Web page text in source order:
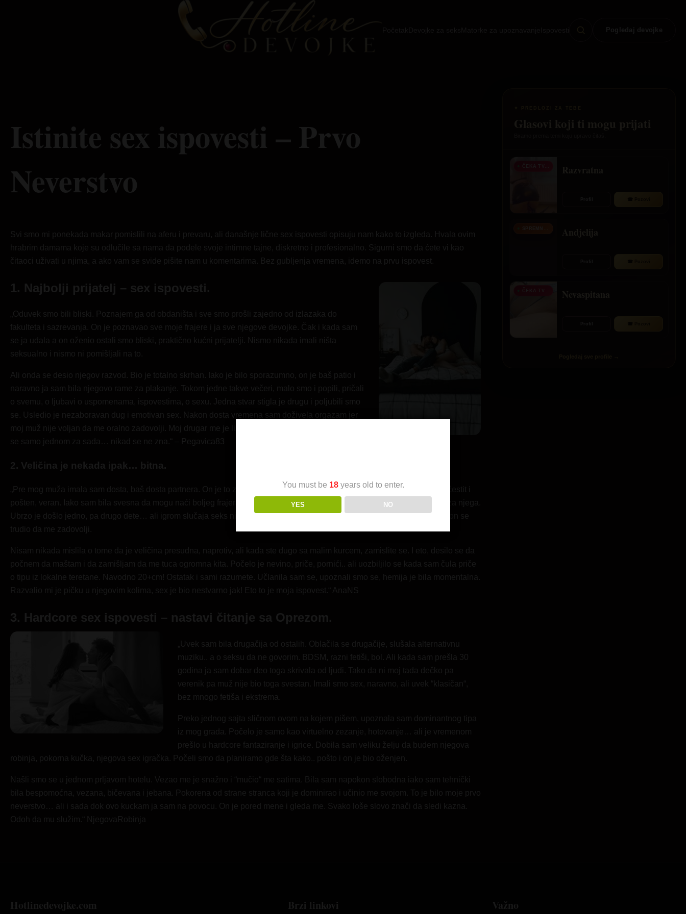
Pogledaj devojke
Istinite sex ispovesti – Prvo
Neverstvo
Svi smo mi ponekada makar pomislili na aferu i prevaru, ali današnje lične sex ispovesti opisuju nam kako to izgleda. Hvala ovim
hrabrim damama koje su odlučile sa nama da podele svoje
intimne tajne, diskretno i profesionalno. Sigurni smo da ćete vi kao
čitaoci uživati u njima, a ako vam se svide pišite nam u komentarima. Bez gubljenja vremena, idemo na prvu ispovest.
1. Najbolji prijatelj – sex ispovesti.
„Oduvek smo bili bliski. Poznajem ga od obdaništa i sve smo prošli zajedno od izlazaka do
fakulteta i sazrevanja. On je poznavao sve moje frajere i ja sve njegove devojke. Čak i kada sam
se ja udala a on oženio ostali smo bliski, praktično kućni prijatelji. Nismo nikada imali ništa
seksualno i nismo ni pomišljali na to.
Ali onda se desio njegov razvod. Bio je totalno skrhan. Iako je bilo sporazumno, on je baš patio i
naravno ja sam bila njegovo rame za plakanje. Tokom jedne takve večeri, malo smo i popili, pričali
o svemu, o ljubavi o uspomenama, ispovestima, o sexu. Jedna stvar stigla je drugu i
poljubili smo
se. Usledio je nezaboravan dug i emotivan sex. Nakon dosta vremena sam doživela orgazam jer
moj muž nije voljan da me oralno zadovolji. Moj drugar me je lizao i lizao… bio je savršen! Desilo
se samo jednom za sada… nikad se ne zna.“ – Pegavica83
2. Veličina je nekada ipak… bitna.
„Pre mog muža imala sam dosta, baš dosta partnera. On je to znao ali nije mu smetalo. Voleo me je, uvek je bio romantik, čestit i
pošten, veran. Iako sam bila svesna da mogu naći boljeg frajera, on je okupirao moje srce. Pala sam na to i udala sam se za njega.
Ubrzo je došlo jedno, pa drugo dete… ali igrom slučaja seks nije usporio. Ja sam inače divlja plavuša sa velikim libidom i on se
trudio da me zadovolji.
Nisam nikada mislila o tome da je veličina presudna, naprotiv, ali kada ste dugo sa malim kurcem, zamislite se. I eto, desilo se da
počnem da maštam i da zamišljam da me tuca ogromna kita. Počelo je nevino, priče, pornići.. ali uozbiljilo se kada sam čula priče
o tipu iz lokalne teretane. Navodno 20+cm! Ostatak i sami razumete. Učlanila sam se, upoznali smo se, hemija je bila momentalna.
Razvalio mi je pičku u njegovim kolima, sex je bio nestvarno jak! Eto to je moja ispovest.“ AnaNS
3. Hardcore sex ispovesti – nastavi čitanje sa Oprezom.
„Uvek sam bila drugačija od ostalih. Oblačila se drugačije, slušala alternativnu
muziku.. a o seksu da ne govorim. BDSM, razni fetiši, bol. Ali kada sam prešla 30
godina ja sam dobar deo toga skrivala od ljudi. Tako da ni moj tada dečko pa
verenik pa muž nije bio toga svestan. Imali smo sex, naravno, ali uvek “klasičan“,
bez mnogo fetiša i ekstrema.
Preko jednog sajta sličnom ovom na kojem pišem, upoznala sam dominantnog tipa
iz mog grada. Počelo je samo kao virtuelno zezanje, hotovanje… ali je vremenom
prešlo u hardcore fantaziranje i igrice. Dobila sam veliku želju da budem njegova
robinja, pokorna kučka, njegova sex igračka. Počeli smo da planiramo gde šta kako.. pošto i on je bio oženjen.
Našli smo se u jednom prljavom hotelu. Vezao me je snažno i “mučio“ me satima. Bila sam napokon slobodna iako sam tehnički
bila bespomoćna, vezana, bičevana i jebana. Pokorena od strane stranca koji je dominirao i učinio me svojom. To je bilo moje prvo
neverstvo… ali i sada dok ovo kuckam ja sam na povocu. On je pored mene i gleda me. Svako loše slovo znači da sledi kazna.
Odoh da mu služim.“ NjegovaRobinja
Hotlinedevojke.com Brzi linkovi Važno
You must be 18years old to enter.
YES NO